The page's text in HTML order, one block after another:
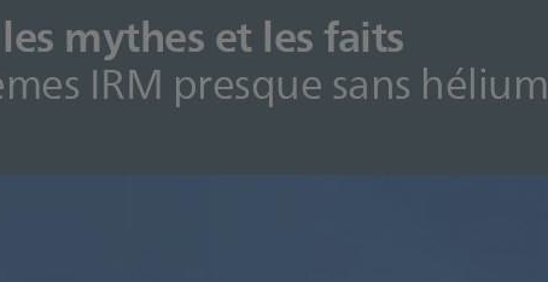
mythes et les faits
IRM presque sans hélium